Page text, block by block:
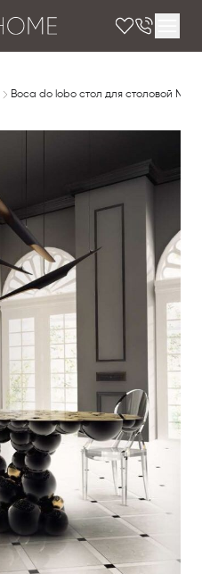
Boca do lobo стол для столовой